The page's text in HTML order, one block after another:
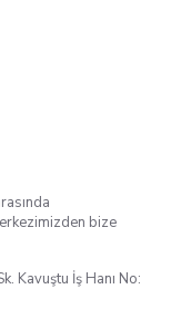
bize
Kavuştu İş Hanı No: